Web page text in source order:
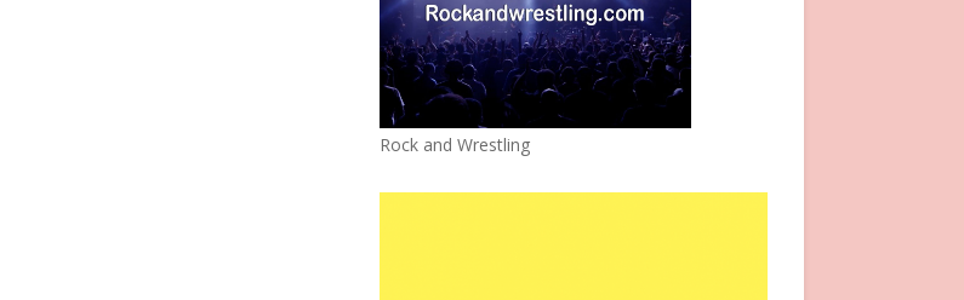
Rock and Wrestling